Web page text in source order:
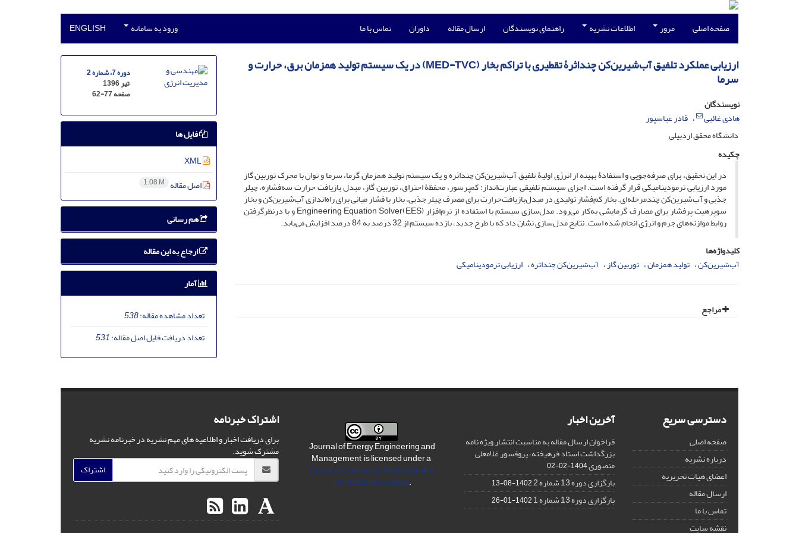
صفحه اصلی مرور اطلاعات نشریه راهنمای نویسندگان ارسال مقاله داوران تماس با ما ورود به سامانه ENGLISH
ارزیابی عملکرد تلفیق آب‌شیرین‌کن چنداثرۀ تقطیری با تراکم بخار (MED-TVC) در یک سیستم تولید همزمان برق، حرارت و
سرما
نویسندگان
هادی غائبی
قادر عباسپور
دانشگاه محقق اردبیلی
چکیده
در این تحقیق، برای صرفه‌جویی و استفادۀ بهینه از انرژی اولیۀ تلفیق آب‌شیرین‌کن چند‌اثره و یک سیستم تولید همزمان گرما، سرما و توان با محرک توربین گاز
مورد ارزیابی ترمودینامیکی قرار گرفته ‌است. اجزای سیستم تلفیقی عبارت‌انداز: کمپرسور، محفظۀ احتراق، توربین گاز، مبدل‌ بازیافت ‌حرارت سه‌فشاره، چیلر
جذبی و آب‌شیرین‌کن چندمرحله‌ای. بخار کم‌فشار تولیدی در مبدل‌بازیافت‌حرارت برای مصرف چیلر جذبی، بخار با فشار میانی برای راه‌اندازی آب‌شیرین‌کن و بخار
سوپرهیت پرفشار برای مصارف گرمایشی به‌کار می‌رود. مدل‌سازی سیستم با استفاده از نرم‌افزار Engineering Equation Solver(EES) و با درنظرگرفتن
روابط موازنه‌های جرم و انرژی انجام ‌شده ‌است. نتایج مدل‌سازی نشان داد که با طرح جدید، بازده سیستم از 32 درصد به 84 درصد افزایش می‌یابد.
کلیدواژه‌ها
آب‌شیرین‌کن تولید همزمان توربین گاز آب‌شیرین‌کن چنداثره ارزیابی ترمودینامیکی
مراجع
دوره 7، شماره 2
تیر 1396
صفحه62-77
فایل ها
XML
اصل مقاله 1.08 M
هم رسانی
ارجاع به این مقاله
آمار
تعداد مشاهده مقاله:538
تعداد دریافت فایل اصل مقاله:531
دسترسی سریع
صفحه اصلی
درباره نشریه
اعضای هیات تحریریه
ارسال مقاله
تماس با ما
نقشه سایت
آخرین اخبار
فراخوان ارسال مقاله به مناسبت انتشار ویژه نامه
بزرگداشت استاد فرهیخته، پروفسور غلامعلی
منصوری1404-02-02
بارگزاری دوره 13 شماره 2 1402-08-13
بارگزاری دوره 13 شماره 1 1402-01-26
Journal of Energy Engineering and
Management is licensed under a
Creative Commons Attribution 4.0
International License.
اشتراک خبرنامه
برای دریافت اخبار و اطلاعیه های مهم نشریه در خبرنامه نشریه
مشترک شوید.
اشتراک